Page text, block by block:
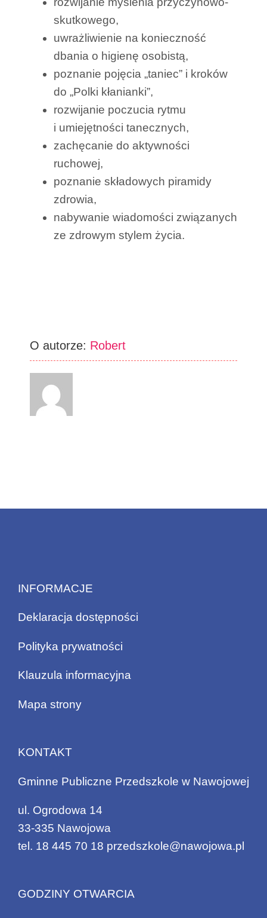
skutkowego,
uwrażliwienie na konieczność
dbania o higienę osobistą,
poznanie pojęcia „taniec” i kroków
do „Polki kłanianki”,
rozwijanie poczucia rytmu
i umiejętności tanecznych,
zachęcanie do aktywności
ruchowej,
poznanie składowych piramidy
zdrowia,
nabywanie wiadomości związanych
ze zdrowym stylem życia.
O autorze: Robert
INFORMACJE
Deklaracja dostępności
Polityka prywatności
Klauzula informacyjna
Mapa strony
KONTAKT
Gminne Publiczne Przedszkole w Nawojowej
ul. Ogrodowa 14
33-335 Nawojowa
tel. 18 445 70 18 przedszkole@nawojowa.pl
GODZINY OTWARCIA